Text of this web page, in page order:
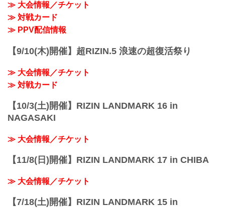
フィシャルサイトにてご案内します。
会場
≫ 大会情報／チケット
≫ 対戦カード
≫ PPV配信情報
【9/10(木)開催】超RIZIN.5 浪速の超復活祭り
≫ 大会情報／チケット
≫ 対戦カード
【10/3(土)開催】RIZIN LANDMARK 16 in
NAGASAKI
≫ 大会情報／チケット
【11/8(日)開催】RIZIN LANDMARK 17 in CHIBA
≫ 大会情報／チケット
【7/18(土)開催】RIZIN LANDMARK 15 in